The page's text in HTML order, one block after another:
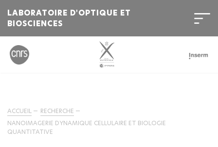
LABORATOIRE D'OPTIQUE ET
BIOSCIENCES
ACCUEIL
RECHERCHE
NANOIMAGERIE DYNAMIQUE CELLULAIRE ET BIOLOGIE
QUANTITATIVE